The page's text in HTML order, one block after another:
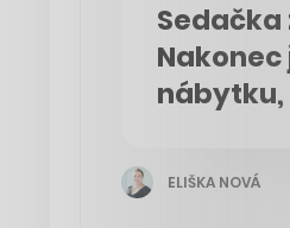
nábytku,
ELIŠKA NOVÁ